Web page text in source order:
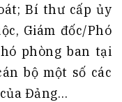
Bí thư cấp ủy
Giám đốc/Phó
phòng ban tại
bộ một số các
Đảng…